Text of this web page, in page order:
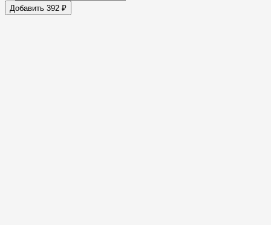
Добавить 392 ₽